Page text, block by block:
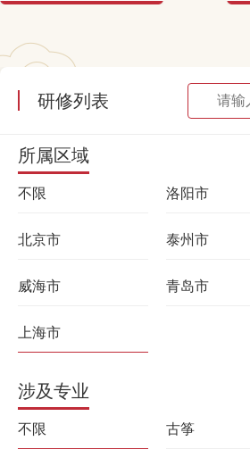
研修列表
所属区域
不限 洛阳市
北京市 泰州市
威海市 青岛市
上海市
涉及专业
不限 古筝